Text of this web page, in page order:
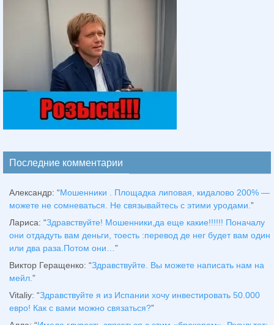
Последние комментарии
Александр: “Мошенники . Площадка липовая, кидалово 200% —
можете не сомневаться. Не связывайтесь с этими уродами. ”
Лариса: “Здравствуйтe! Мошенники,да еще какие!!!!!! Поначалу
они отдадуть вам деньги, тоесть :перевод де нег будет вам один
или два раза.Потом они… ”
Виктор Геращенко: “Здравствуйте. Вы можете написать нам на
мейл. ”
Vitaliy: “Здравствуйте я из Испании хочу инвестировать 50.000
евро! Как с вами можно связаться?”